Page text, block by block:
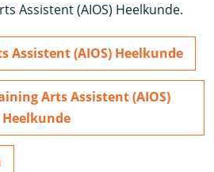
Assistent (AIOS) Heelkunde.
Assistent (AIOS) Heelkunde
Arts Assistent (AIOS)
Heelkunde